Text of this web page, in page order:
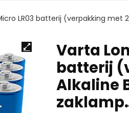
LR03 batterij (verpakking
Varta
batterij
Alkaline